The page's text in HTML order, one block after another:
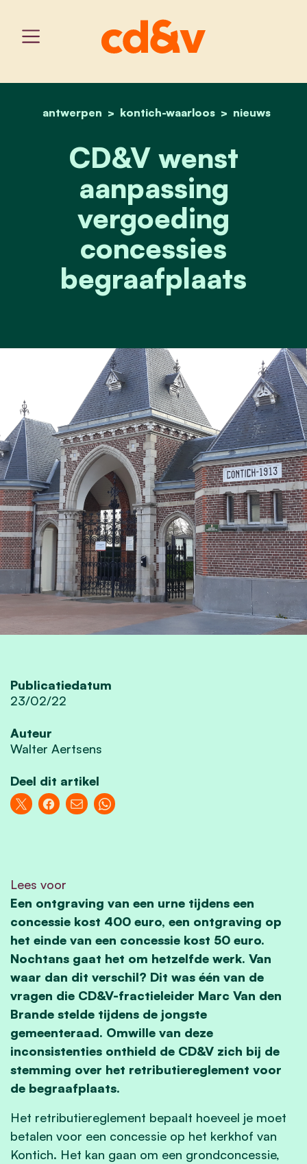
home
antwerpen kontich-waarloos nieuws
cd&v wenst aanpassing
CD&V wenst
aanpassing
vergoeding
concessies
begraafplaats
Publicatiedatum
23/02/22
Auteur
Walter Aertsens
Deel dit artikel
Lees voor
Een ontgraving van een urne tijdens een
concessie kost 400 euro, een ontgraving op
het einde van een concessie kost 50 euro.
Nochtans gaat het om hetzelfde werk. Van
waar dan dit verschil? Dit was één van de
vragen die CD&V-fractieleider Marc Van den
Brande stelde tijdens de jongste
gemeenteraad. Omwille van deze
inconsistenties onthield de CD&V zich bij de
stemming over het retributiereglement voor
de begraafplaats.
Het retributiereglement bepaalt hoeveel je moet
betalen voor een concessie op het kerkhof van
Kontich. Het kan gaan om een grondconcessie,